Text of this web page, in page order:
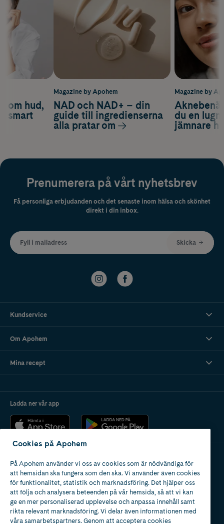
Magazine by
du en
jämnare
om hud,
smart
Magazine by Apohem
NAD och NAD+ – din
guide till ingredienserna
alla pratar om
Prenumerera på vårt nyhetsbrev
Få personliga erbjudanden och det senaste inom hälsa och skönhet
direkt i din inbox.
Fyll i mailadress Skicka
Kundservice
Om Apohem
Mina recept
Ladda ner vår app
Apotek med tillstånd
av Läkemedelsverket
Cookies på Apohem
På Apohem använder vi oss av cookies som är nödvändiga för
att hemsidan ska fungera som den ska. Vi använder även cookies
för funktionalitet, statistik och marknadsföring. Det hjälper oss
att följa och analysera beteenden på vår hemsida, så att vi kan
ge en mer personaliserad upplevelse och anpassa innehåll samt
rikta relevant marknadsföring. Vi delar även informationen med
våra samarbetspartners. Genom att acceptera cookies